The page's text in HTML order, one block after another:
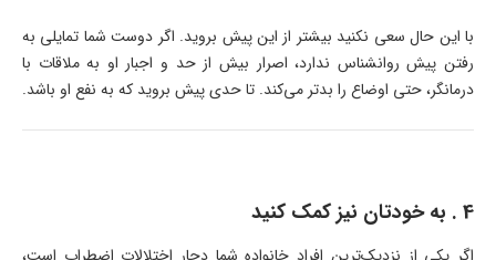
با این حال سعی نکنید بیشتر از این پیش بروید. اگر دوست شما تمایلی به
رفتن پیش روانشناس ندارد، اصرار بیش از حد و اجبار او به ملاقات با
درمانگر، حتی اوضاع را بدتر می‌کند. تا حدی پیش بروید که به نفع او باشد.
4 . به خودتان نیز کمک کنید